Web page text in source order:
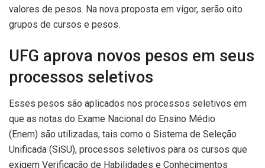
valores de pesos. Na nova proposta em vigor, serão oito
grupos de cursos e pesos.
UFG aprova novos pesos em seus
processos seletivos
Esses pesos são aplicados nos processos seletivos em
que as notas do Exame Nacional do Ensino Médio
(Enem) são utilizadas, tais como o Sistema de Seleção
Unificada (SiSU), processos seletivos para os cursos que
exigem Verificação de Habilidades e Conhecimentos